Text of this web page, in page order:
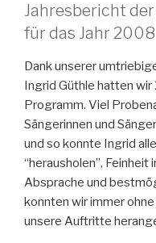
Jahresbericht
für das Jahr 2008
Dank unserer
Ingrid Güthle hatten
Programm. Viel
Sängerinnen und
und so konnte Ingrid
“herausholen”,
Absprache und
konnten wir immer
unsere Auftritte